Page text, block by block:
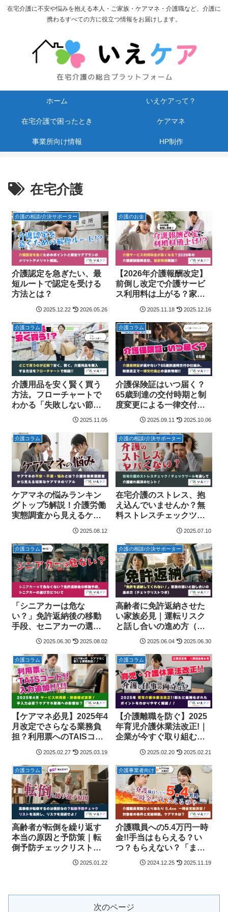
在宅介護に不安や悩みを抱える本人・ご家族・ケアマネ・介護職など、介護に
携わるすべての方に役立つ情報をお届けします。
ホーム いえケアって？
在宅介護で困ったとき ケアマネ
事業所向け情報 HP制作
在宅介護
介護の相談/介決サポーター
介護認定を急ぎたい、最
短ルートで認定を受ける
方法とは？
2025.12.22 2026.05.26
介護のお金
【2026年介護報酬改定】
前倒し改定で介護サービ
ス利用料は上がる？家族
報まとめ
2025.11.18 2025.12.16
介護コラム
介護用品を安く賢く買う
方法。フローチャートで
わかる「失敗しない節約
2025.11.05
介護コラム
介護保険証はいつ届く？
65歳到達の交付時期と制
度変更による一律交付廃
2025.09.11 2025.10.06
介護コラム
ケアマネの悩みランキン
グトップ5解説！介護労働
実態調査から見えるケア
2025.08.12
介護の相談/介決サポーター
在宅介護のストレス、抱
え込んでいませんか？無
料ストレスチェックツー
2025.07.10
介護コラム
「シニアカーは危な
い？」免許返納後の移動
手段、セニアカーの選び
2025.06.30 2025.08.02
介護の相談/介決サポーター
高齢者に免許返納させた
い家族必見｜運転リスク
と話し合いの進め方（チ
ェックリストつき）
2025.06.04 2025.06.30
介護コラム
【ケアマネ必見】2025年4
月改定でさらなる業務負
担？利用票へのTAISコー
ドの記載は義務？
2025.02.27 2025.03.19
介護コラム
【介護離職を防ぐ】2025
年育児介護休業法改正!｜
企業が今すぐ取り組むべ
き「介護と仕事の両立支
援」義務とは？
2025.02.20 2025.02.21
介護コラム
高齢者が転倒を繰り返す
本当の原因と予防策｜転
倒予防チェックリストを
活用して危険を回避
2025.01.22
介護事業者向け
介護職員への5.4万円一時
金!!手当はもらえる？い
つ？もらえない？「ま
た」対象外のケアマネ、
不満爆発!
2024.12.25 2025.11.19
次のページ